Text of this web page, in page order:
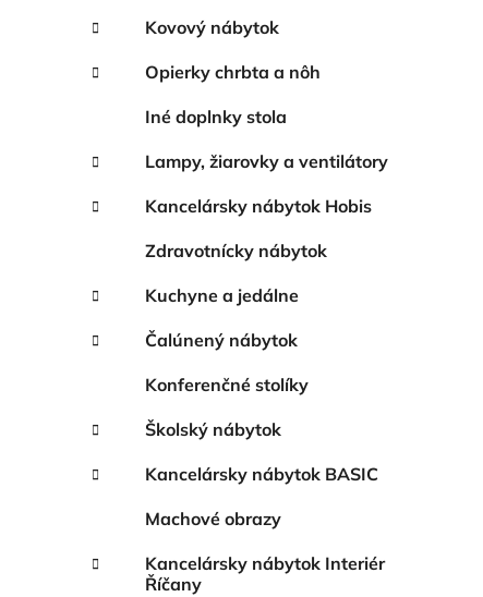
Kovový nábytok
Opierky chrbta a nôh
Iné doplnky stola
Lampy, žiarovky a ventilátory
Kancelársky nábytok Hobis
Zdravotnícky nábytok
Kuchyne a jedálne
Čalúnený nábytok
Konferenčné stolíky
Školský nábytok
Kancelársky nábytok BASIC
Machové obrazy
Kancelársky nábytok Interiér
Říčany